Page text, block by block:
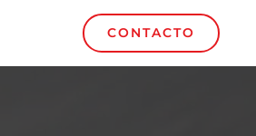
CONTACTO